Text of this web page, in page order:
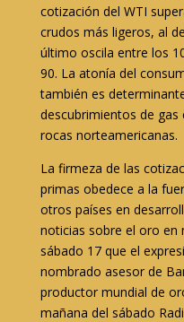
cotización del WTI
crudos más ligeros, al
último oscila entre los
90. La atonía del
también es
descubrimientos de
rocas norteamericanas.
La firmeza de las
primas obedece a la
otros países en
noticias sobre el oro en
sábado 17 que el
nombrado asesor de
productor mundial de
mañana del sábado